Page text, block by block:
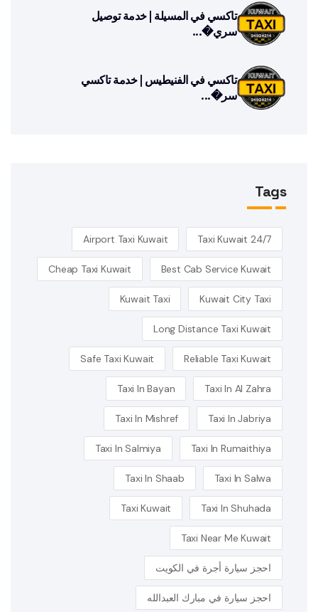
تاكسي في المسيلة | خدمة توصيل
سري�...
تاكسي في الفنيطيس | خدمة تاكسي
سر�...
Tags
24/7 Taxi Kuwait
Airport Taxi Kuwait
Best Cab Service Kuwait
Cheap Taxi Kuwait
Kuwait City Taxi
Kuwait Taxi
Long Distance Taxi Kuwait
Reliable Taxi Kuwait
Safe Taxi Kuwait
Taxi In Al Zahra
Taxi In Bayan
Taxi In Jabriya
Taxi In Mishref
Taxi In Rumaithiya
Taxi In Salmiya
Taxi In Salwa
Taxi In Shaab
Taxi In Shuhada
Taxi Kuwait
Taxi Near Me Kuwait
احجز سيارة أجرة في الكويت
احجز سيارة في مبارك العبدالله